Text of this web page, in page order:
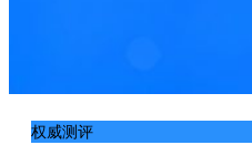
权威测评